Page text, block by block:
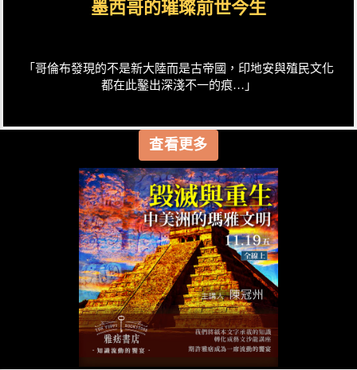
墨西哥的璀璨前世今生
「哥倫布發現的不是新大陸而是古帝國，印地安與殖民文化
都在此鑿出深淺不一的痕…」
查看更多